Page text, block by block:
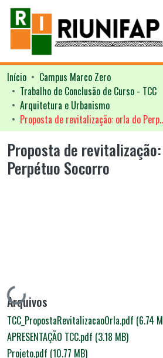
Início
Campus Marco Zero
Trabalho de Conclusão de Curso - TCC
Arquitetura e Urbanismo
Proposta de
Proposta de
Perpétuo Socorro
Carregando...
Arquivos
TCC_PropostaRevitalizacaoOrla.pdf (6.74
APRESENTAÇÃO TCC.pdf (3.18 MB)
Projeto.pdf (10.77 MB)